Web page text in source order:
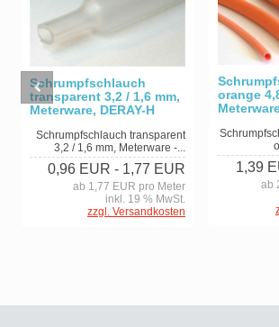
Schrumpfschlauch
transparent 3,2 / 1,6 mm,
Meterware, DERAY-H
Schrumpfschlauch transparent
3,2 / 1,6 mm, Meterware -...
0,96 EUR - 1,77 EUR
ab 1,77 EUR pro Meter
inkl. 19 % MwSt.
zzgl. Versandkosten
orange
1,39
ab